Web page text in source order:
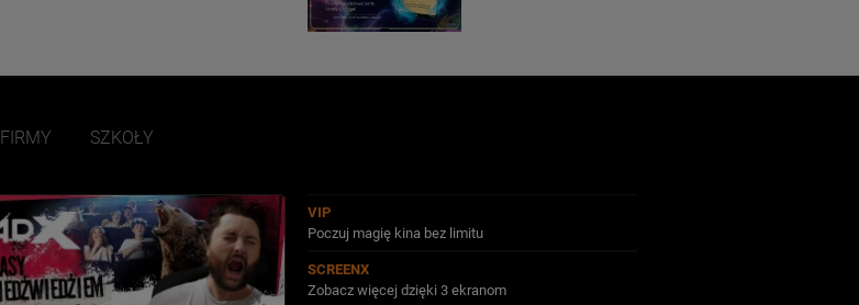
FIRMY SZKOŁY
VIP
Poczuj magię kina bez limitu
SCREENX
Zobacz więcej dzięki 3 ekranom